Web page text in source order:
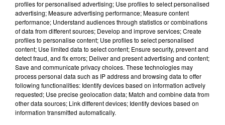
profiles for personalised advertising; Use profiles to select personalised
advertising; Measure advertising performance; Measure content
performance; Understand audiences through statistics or combinations
of data from different sources; Develop and improve services; Create
profiles to personalise content; Use profiles to select personalised
content; Use limited data to select content; Ensure security, prevent and
detect fraud, and fix errors; Deliver and present advertising and content;
Save and communicate privacy choices. These technologies may
process personal data such as IP address and browsing data to offer
following functionalities: Identify devices based on information actively
requested; Use precise geolocation data; Match and combine data from
other data sources; Link different devices; Identify devices based on
information transmitted automatically.